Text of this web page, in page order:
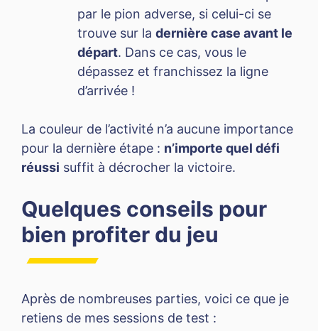
par le pion adverse, si celui-ci se
trouve sur la dernière case avant le
départ. Dans ce cas, vous le
dépassez et franchissez la ligne
d’arrivée !
La couleur de l’activité n’a aucune importance
pour la dernière étape : n’importe quel défi
réussi suffit à décrocher la victoire.
Quelques conseils pour
bien profiter du jeu
Après de nombreuses parties, voici ce que je
retiens de mes sessions de test :